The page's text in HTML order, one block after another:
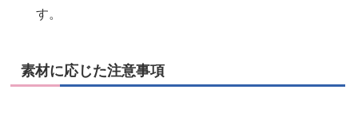
す。
素材に応じた注意事項